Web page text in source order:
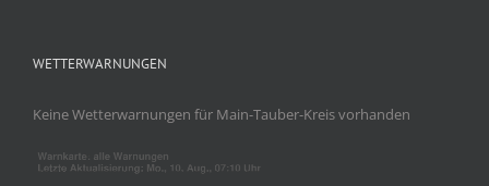
WETTERWARNUNGEN
Keine Wetterwarnungen für Main-Tauber-Kreis vorhanden